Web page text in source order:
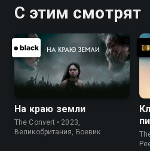
малоимущих в его
С этим смотрят
На краю земли
The Convert • 2023,
Великобритания, Боевик